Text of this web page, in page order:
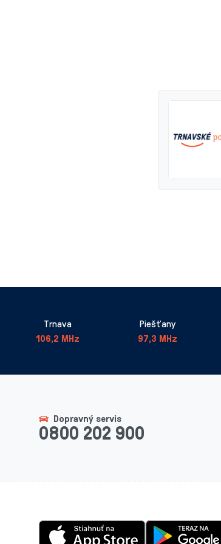
Trnava
106,2 MHz
Piešťany
97,3 MHz
Dopravný servis
0800 202 900